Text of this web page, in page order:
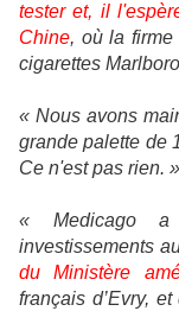
tester et, il
Chine, où la firme
cigarettes
« Nous avons
grande palette de
Ce n'est pas rien. »
« Medicago a
investissements
du Ministère
français d’Evry,